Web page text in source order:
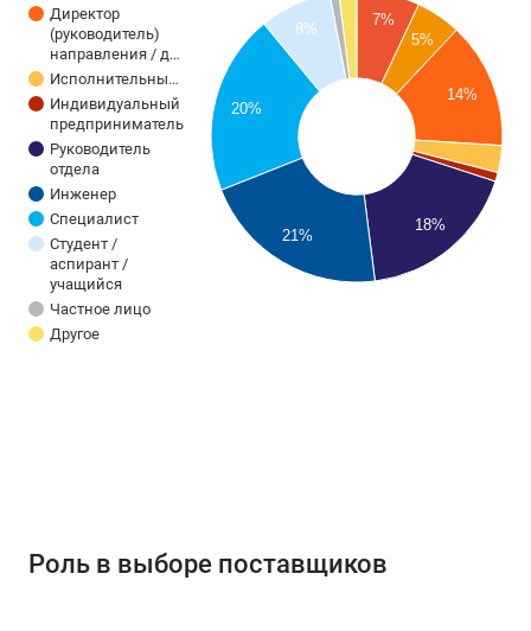
Директор
(руководитель)
направления / д…
Исполнительны…
Индивидуальный
предприниматель
Руководитель
отдела
Инженер
Специалист
Студент /
аспирант /
учащийся
Частное лицо
Другое
7%
5%
14%
18%
8%
20%
21%
Роль в выборе поставщиков